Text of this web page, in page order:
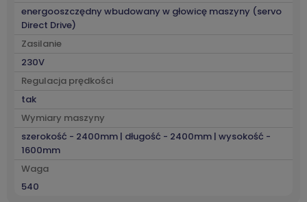
energooszczędny wbudowany w głowicę maszyny (servo
Direct Drive)
Zasilanie
230V
Regulacja prędkości
tak
Wymiary maszyny
szerokość - 2400mm | długość - 2400mm | wysokość -
1600mm
Waga
540